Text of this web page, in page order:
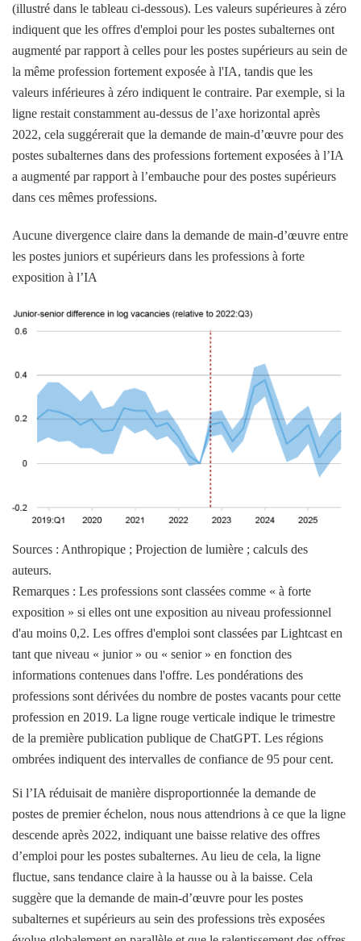
(illustré dans le tableau ci-dessous). Les valeurs supérieures à zéro
indiquent que les offres d'emploi pour les postes subalternes ont
augmenté par rapport à celles pour les postes supérieurs au sein de
la même profession fortement exposée à l'IA, tandis que les
valeurs inférieures à zéro indiquent le contraire. Par exemple, si la
ligne restait constamment au-dessus de l’axe horizontal après
2022, cela suggérerait que la demande de main-d’œuvre pour des
postes subalternes dans des professions fortement exposées à l’IA
a augmenté par rapport à l’embauche pour des postes supérieurs
dans ces mêmes professions.
Aucune divergence claire dans la demande de main-d’œuvre entre
les postes juniors et supérieurs dans les professions à forte
exposition à l’IA
Sources : Anthropique ; Projection de lumière ; calculs des
auteurs.
Remarques : Les professions sont classées comme « à forte
exposition » si elles ont une exposition au niveau professionnel
d'au moins 0,2. Les offres d'emploi sont classées par Lightcast en
tant que niveau « junior » ou « senior » en fonction des
informations contenues dans l'offre. Les pondérations des
professions sont dérivées du nombre de postes vacants pour cette
profession en 2019. La ligne rouge verticale indique le trimestre
de la première publication publique de ChatGPT. Les régions
ombrées indiquent des intervalles de confiance de 95 pour cent.
Si l’IA réduisait de manière disproportionnée la demande de
postes de premier échelon, nous nous attendrions à ce que la ligne
descende après 2022, indiquant une baisse relative des offres
d’emploi pour les postes subalternes. Au lieu de cela, la ligne
fluctue, sans tendance claire à la hausse ou à la baisse. Cela
suggère que la demande de main-d’œuvre pour les postes
subalternes et supérieurs au sein des professions très exposées